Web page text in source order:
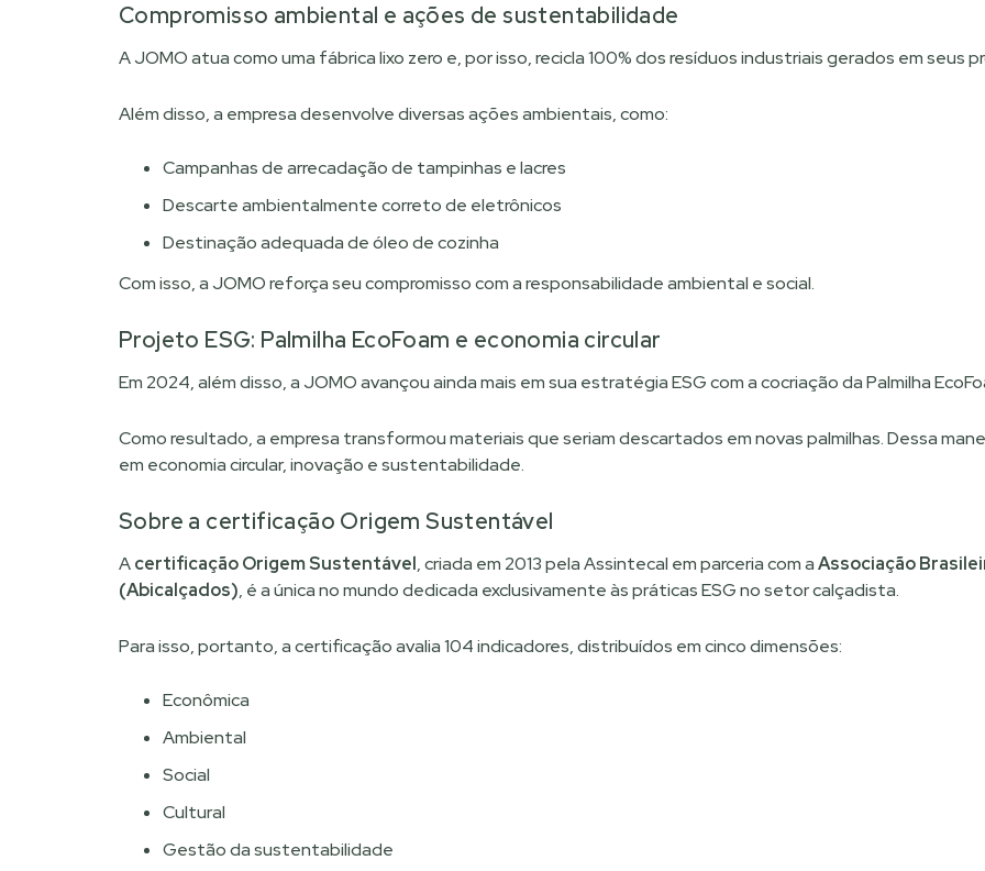
Compromisso ambiental e ações de sustentabilidade
A JOMO atua como uma fábrica lixo zero e, por isso, recicla 100% dos resíduos industriais gerados em seus
Além disso, a empresa desenvolve diversas ações ambientais, como:
Campanhas de arrecadação de tampinhas e lacres
Descarte ambientalmente correto de eletrônicos
Destinação adequada de óleo de cozinha
Com isso, a JOMO reforça seu compromisso com a responsabilidade ambiental e social.
Projeto ESG: Palmilha EcoFoam e economia circular
Em 2024, além disso, a JOMO avançou ainda mais em sua estratégia ESG com a cocriação da Palmilha
Como resultado, a empresa transformou materiais que seriam descartados em novas palmilhas. Dessa
em economia circular, inovação e sustentabilidade.
Sobre a certificação Origem Sustentável
Acertificação Origem Sustentável, criada em 2013 pela Assintecal em parceria com aAssociação
(Abicalçados), é a única no mundo dedicada exclusivamente às práticas ESG no setor calçadista.
Para isso, portanto, a certificação avalia 104 indicadores, distribuídos em cinco dimensões:
Econômica
Ambiental
Social
Cultural
Gestão da sustentabilidade